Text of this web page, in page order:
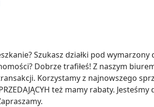
Szukasz działki pod wymarzony
Dobrze trafiłeś! Z naszym
Korzystamy z najnowszego
też mamy rabaty.